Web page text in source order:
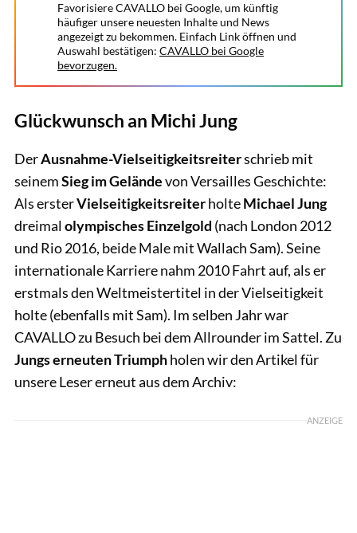
Favorisiere CAVALLO bei Google, um künftig
häufiger unsere neuesten Inhalte und News
angezeigt zu bekommen. Einfach Link öffnen und
Auswahl bestätigen: CAVALLO bei Google
bevorzugen.
Glückwunsch an Michi Jung
DerAusnahme-Vielseitigkeitsreiterschrieb mit
seinemSieg im Geländevon Versailles Geschichte:
Als ersterVielseitigkeitsreiterholteMichael Jung
dreimalolympisches Einzelgold (nach London 2012
und Rio 2016, beide Male mit Wallach Sam). Seine
internationale Karriere nahm 2010 Fahrt auf, als er
erstmals den Weltmeistertitel in der Vielseitigkeit
holte (ebenfalls mit Sam). Im selben Jahr war
CAVALLO zu Besuch bei dem Allrounder im Sattel. Zu
Jungs erneuten Triumphholen wir den Artikel für
unsere Leser erneut aus dem Archiv:
ANZEIGE